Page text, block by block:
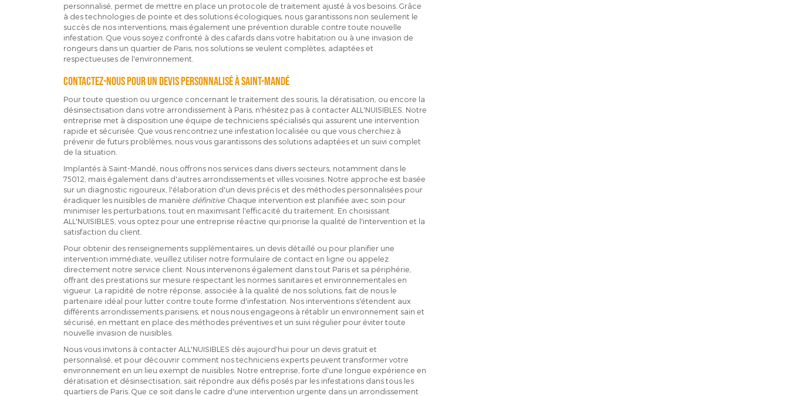
personnalisé, permet de mettre en place un protocole de traitement ajusté à vos besoins. Grâce
à des technologies de pointe et des solutions écologiques, nous garantissons non seulement le
succès de nos interventions, mais également une prévention durable contre toute nouvelle
infestation. Que vous soyez confronté à des cafards dans votre habitation ou à une invasion de
rongeurs dans un quartier de Paris, nos solutions se veulent complètes, adaptées et
respectueuses de l'environnement.
Contactez-nous pour un devis personnalisé à Saint-Mandé
Pour toute question ou urgence concernant le traitement des souris, la dératisation, ou encore la
désinsectisation dans votre arrondissement à Paris, n'hésitez pas à contacter ALL'NUISIBLES. Notre
entreprise met à disposition une équipe de techniciens spécialisés qui assurent une intervention
rapide et sécurisée. Que vous rencontriez une infestation localisée ou que vous cherchiez à
prévenir de futurs problèmes, nous vous garantissons des solutions adaptées et un suivi complet
de la situation.
Implantés à Saint-Mandé, nous offrons nos services dans divers secteurs, notamment dans le
75012, mais également dans d'autres arrondissements et villes voisines. Notre approche est basée
sur un diagnostic rigoureux, l'élaboration d'un devis précis et des méthodes personnalisées pour
éradiquer les nuisibles de manière définitive. Chaque intervention est planifiée avec soin pour
minimiser les perturbations, tout en maximisant l'efficacité du traitement. En choisissant
ALL'NUISIBLES, vous optez pour une entreprise réactive qui priorise la qualité de l'intervention et la
satisfaction du client.
Pour obtenir des renseignements supplémentaires, un devis détaillé ou pour planifier une
intervention immédiate, veuillez utiliser notre formulaire de contact en ligne ou appelez
directement notre service client. Nous intervenons également dans tout Paris et sa périphérie,
offrant des prestations sur mesure respectant les normes sanitaires et environnementales en
vigueur. La rapidité de notre réponse, associée à la qualité de nos solutions, fait de nous le
partenaire idéal pour lutter contre toute forme d'infestation. Nos interventions s'étendent aux
différents arrondissements parisiens, et nous nous engageons à rétablir un environnement sain et
sécurisé, en mettant en place des méthodes préventives et un suivi régulier pour éviter toute
nouvelle invasion de nuisibles.
Nous vous invitons à contacter ALL'NUISIBLES dès aujourd'hui pour un devis gratuit et
personnalisé, et pour découvrir comment nos techniciens experts peuvent transformer votre
environnement en un lieu exempt de nuisibles. Notre entreprise, forte d'une longue expérience en
dératisation et désinsectisation, sait répondre aux défis posés par les infestations dans tous les
quartiers de Paris. Que ce soit dans le cadre d'une intervention urgente dans un arrondissement